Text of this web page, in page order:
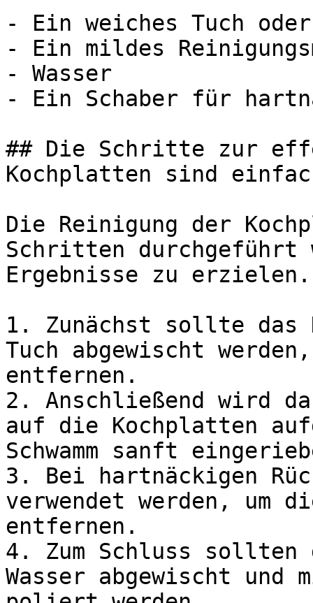
- Ein weiches Tuch oder
- Ein mildes
- Wasser
- Ein Schaber für
## Die Schritte zur
Kochplatten sind
Die Reinigung der
Schritten durchgeführt
Ergebnisse zu erzielen.
1. Zunächst sollte das
Tuch abgewischt
entfernen.
2. Anschließend wird
auf die Kochplatten
Schwamm sanft
3. Bei hartnäckigen
verwendet werden, um
entfernen.
4. Zum Schluss
Wasser abgewischt und